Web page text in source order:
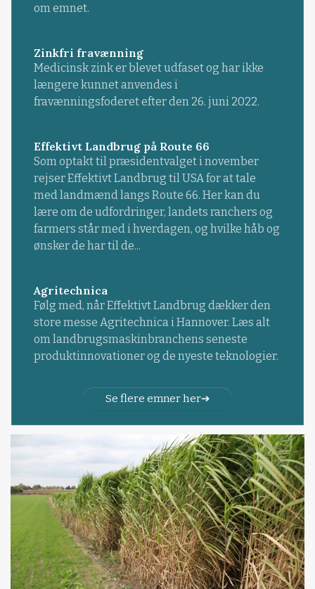
om emnet.
Zinkfri fravænning
Medicinsk zink er blevet udfaset og har ikke
længere kunnet anvendes i
fravænningsfoderet efter den 26. juni 2022.
Effektivt Landbrug på Route 66
Som optakt til præsidentvalget i november
rejser Effektivt Landbrug til USA for at tale
med landmænd langs Route 66. Her kan du
lære om de udfordringer, landets ranchers og
farmers står med i hverdagen, og hvilke håb og
ønsker de har til de...
Agritechnica
Følg med, når Effektivt Landbrug dækker den
store messe Agritechnica i Hannover. Læs alt
om landbrugsmaskinbranchens seneste
produktinnovationer og de nyeste teknologier.
Se flere emner her